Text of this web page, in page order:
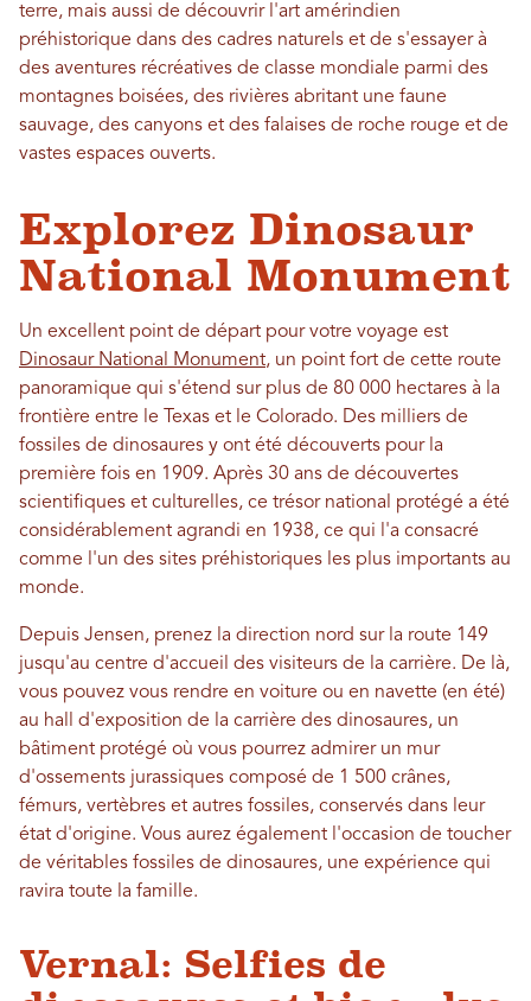
terre, mais aussi de découvrir l'art amérindien
préhistorique dans des cadres naturels et de s'essayer à
des aventures récréatives de classe mondiale parmi des
montagnes boisées, des rivières abritant une faune
sauvage, des canyons et des falaises de roche rouge et de
vastes espaces ouverts.
Explorez Dinosaur
National Monument
Un excellent point de départ pour votre voyage est
Dinosaur National Monument, un point fort de cette route
panoramique qui s'étend sur plus de 80 000 hectares à la
frontière entre le Texas et le Colorado. Des milliers de
fossiles de dinosaures y ont été découverts pour la
première fois en 1909. Après 30 ans de découvertes
scientifiques et culturelles, ce trésor national protégé a été
considérablement agrandi en 1938, ce qui l'a consacré
comme l'un des sites préhistoriques les plus importants au
monde.
Depuis Jensen, prenez la direction nord sur la route 149
jusqu'au centre d'accueil des visiteurs de la carrière. De là,
vous pouvez vous rendre en voiture ou en navette (en été)
au hall d'exposition de la carrière des dinosaures, un
bâtiment protégé où vous pourrez admirer un mur
d'ossements jurassiques composé de 1 500 crânes,
fémurs, vertèbres et autres fossiles, conservés dans leur
état d'origine. Vous aurez également l'occasion de toucher
de véritables fossiles de dinosaures, une expérience qui
ravira toute la famille.
Vernal: Selfies de